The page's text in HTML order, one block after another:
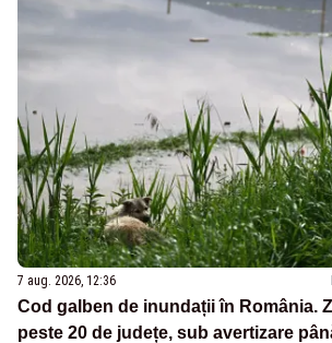
7 aug. 2026, 12:36
Cod galben de inundații în România.
peste 20 de județe, sub avertizare